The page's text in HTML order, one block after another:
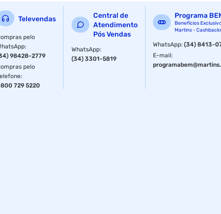
Características Adicionais:
Em Cromo Vanádio.
Cabo reforçado transparente
profundidade interna da haste.
Ponta imantada.
Televendas
pelo
:
98428-2779
pelo
:
729 5220
Central de
Atendimento
Pós Vendas
WhatsApp:
(34) 3301-5819
Programa
Benefícios
Martins -
WhatsApp:(34) 8413-
E-mail: